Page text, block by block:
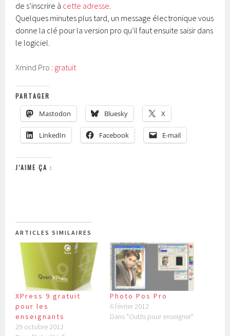
de s’inscrire à cette adresse.
Quelques minutes plus tard, un message électronique vous
donne la clé pour la version pro qu’il faut ensuite saisir dans
le logiciel.
Xmind Pro : gratuit
PARTAGER
Mastodon Bluesky X
LinkedIn Facebook E-mail
J’AIME ÇA :
ARTICLES SIMILAIRES
XPress 9 gratuit
pour les
enseignants
29 octobre 2012
Photo Pos Pro
6 février 2012
Dans "Outils pour enseigner"